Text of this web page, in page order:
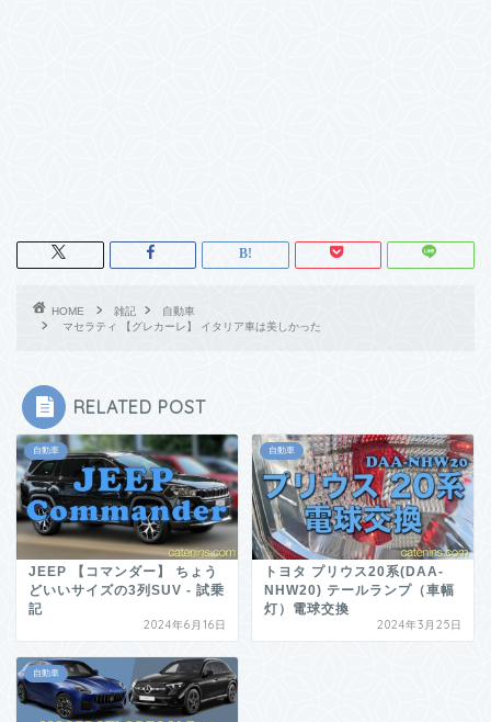
HOME 雑記
自動車
マセラティ 【グレカーレ】 イタリア車は美しかった
RELATED POST
自動車
JEEP 【コマンダー】 ちょう
どいいサイズの3列SUV ‐ 試乗
記
2024年6月16日
自動車
トヨタ プリウス20系(DAA-
NHW20) テールランプ（車幅
灯）電球交換
2024年3月25日
自動車